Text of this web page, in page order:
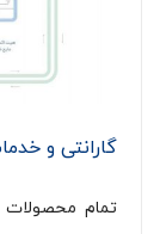
گارانتی و
تمام